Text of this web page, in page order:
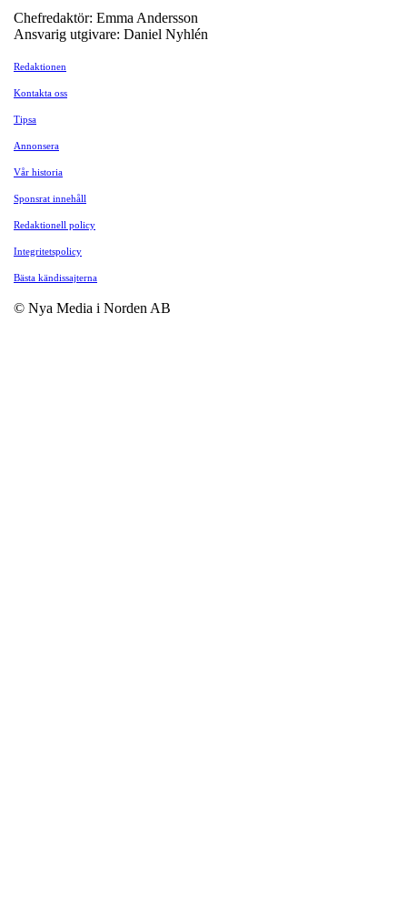
Chefredaktör: Emma Andersson
Ansvarig utgivare: Daniel Nyhlén
Redaktionen
Kontakta oss
Tipsa
Annonsera
Vår historia
Sponsrat innehåll
Redaktionell policy
Integritetspolicy
Bästa kändissajterna
© Nya Media i Norden AB